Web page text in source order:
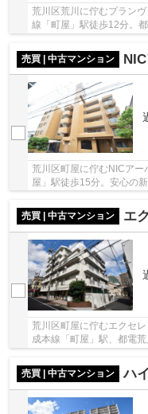
荒川区荒川に佇むプラン
線「町屋」駅徒歩12分。
楽しめる荒川自然公園に
売買 | 中古マンション
荒川区町屋に佇むNICアー
屋」駅徒歩15分。安心の
売買 | 中古マンション
エ
荒川区町屋に佇むエクセ
成本線「町屋」駅、都電
売買 | 中古マンション
ハ